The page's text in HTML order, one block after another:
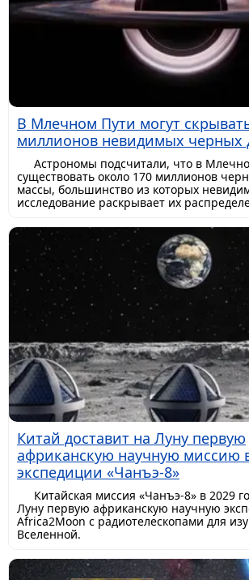
В Млечном Пути могут
миллионов невидимых черных
Астрономы подсчитали, что в
существовать около 170 миллионов
массы, большинство из которых
исследование раскрывает их
Китай доставит на Луну первую
африканскую научную миссию
экспедиции «Чанъэ-8»
Китайская миссия «Чанъэ-8» в 2029
Луну первую африканскую научную
Africa2Moon с радиотелескопами для
Вселенной.